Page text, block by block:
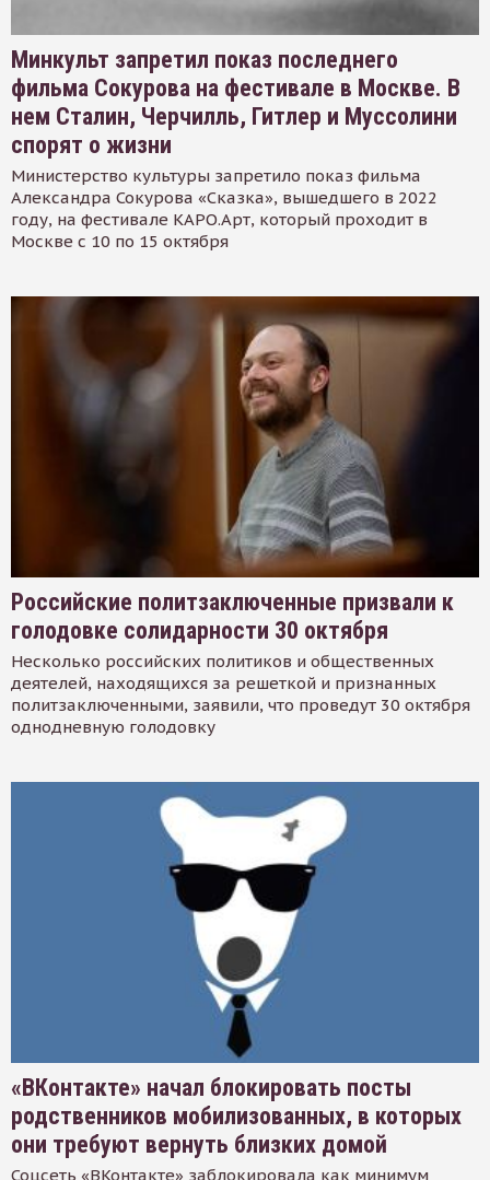
Минкульт запретил показ последнего
фильма Сокурова на фестивале в Москве. В
нем Сталин, Черчилль, Гитлер и Муссолини
спорят о жизни
Министерство культуры запретило показ фильма
Александра Сокурова «Сказка», вышедшего в 2022
году, на фестивале КАРО.Арт, который проходит в
Москве с 10 по 15 октября
Российские политзаключенные призвали к
голодовке солидарности 30 октября
Несколько российских политиков и общественных
деятелей, находящихся за решеткой и признанных
политзаключенными, заявили, что проведут 30 октября
однодневную голодовку
«ВКонтакте» начал блокировать посты
родственников мобилизованных, в которых
они требуют вернуть близких домой
Соцсеть «ВКонтакте» заблокировала как минимум